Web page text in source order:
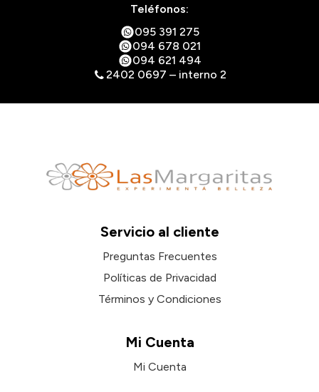
Teléfonos:
095 391 275
094 678 021
094 621 494
2402 0697 – interno 2
Servicio al cliente
Preguntas Frecuentes
Políticas de Privacidad
Términos y Condiciones
Mi Cuenta
Mi Cuenta